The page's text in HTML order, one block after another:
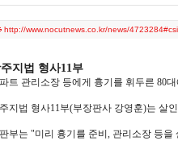
http://www.nocutnews.co.kr/news/
지법 형사11부
트 관리소장 등에게 흉기를 휘두른 80
지법 형사11부(부장판사 강영훈)는 살
부는 "미리 흉기를 준비, 관리소장 등